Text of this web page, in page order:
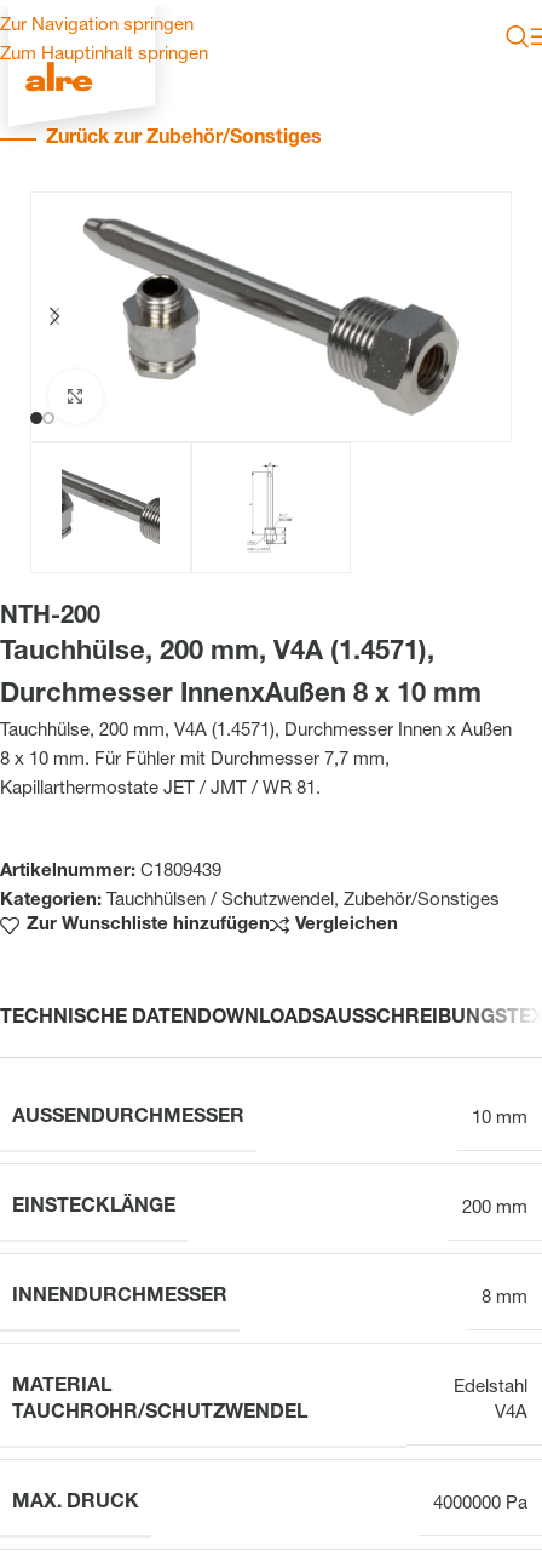
Zur Navigation springen
Zum Hauptinhalt springen
Zurück zur Zubehör/Sonstiges
NTH-200
Tauchhülse, 200 mm, V4A (1.4571),
Durchmesser InnenxAußen 8 x 10 mm
Tauchhülse, 200 mm, V4A (1.4571), Durchmesser Innen x Außen
8 x 10 mm. Für Fühler mit Durchmesser 7,7 mm,
Kapillarthermostate JET / JMT / WR 81.
Artikelnummer: C1809439
Kategorien: Tauchhülsen / Schutzwendel , Zubehör/Sonstiges
Zur Wunschliste hinzufügen
Vergleichen
TECHNISCHE DATENDOWNLOADS
AUSSENDURCHMESSER 10 mm
EINSTECKLÄNGE 200 mm
INNENDURCHMESSER 8 mm
MATERIAL
TAUCHROHR/SCHUTZWENDEL
Edelstahl
V4A
MAX. DRUCK 4000000 Pa